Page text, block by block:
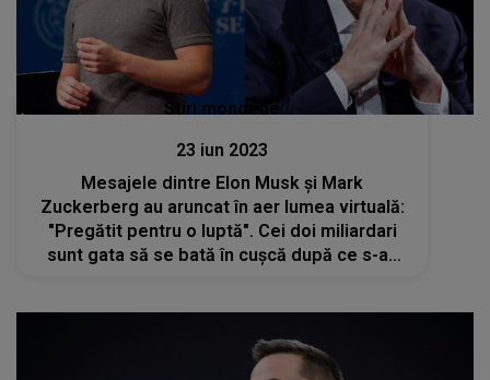
Stiri mondene
23 iun 2023
Mesajele dintre Elon Musk și Mark
Zuckerberg au aruncat în aer lumea virtuală:
"Pregătit pentru o luptă". Cei doi miliardari
sunt gata să se bată în cușcă după ce s-au